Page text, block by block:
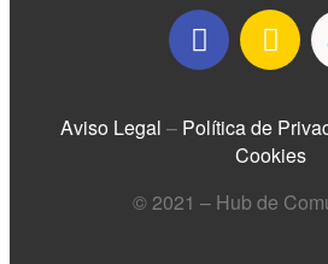
Aviso Legal – Política de
Cookies
© 2021 – Hub de